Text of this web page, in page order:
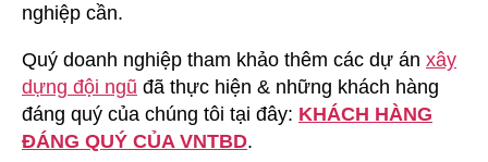
nghiệp cần.
Quý doanh nghiệp tham khảo thêm các dự án xây
dựng đội ngũ đã thực hiện & những khách hàng
đáng quý của chúng tôi tại đây: KHÁCH HÀNG
ĐÁNG QUÝ CỦA VNTBD.